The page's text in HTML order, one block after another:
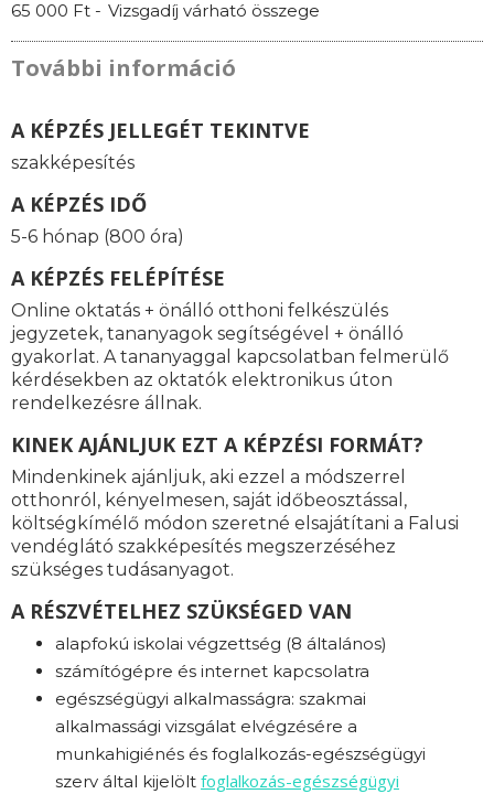
65 000 Ft - Vizsgadíj várható összege
További információ
A KÉPZÉS JELLEGÉT TEKINTVE
szakképesítés
A KÉPZÉS IDŐ
5-6 hónap (800 óra)
A KÉPZÉS FELÉPÍTÉSE
Online oktatás + önálló otthoni felkészülés
jegyzetek, tananyagok segítségével + önálló
gyakorlat. A tananyaggal kapcsolatban felmerülő
kérdésekben az oktatók elektronikus úton
rendelkezésre állnak.
KINEK AJÁNLJUK EZT A KÉPZÉSI FORMÁT?
Mindenkinek ajánljuk, aki ezzel a módszerrel
otthonról, kényelmesen, saját időbeosztással,
költségkímélő módon szeretné elsajátítani a Falusi
vendéglátó szakképesítés megszerzéséhez
szükséges tudásanyagot.
A RÉSZVÉTELHEZ SZÜKSÉGED VAN
alapfokú iskolai végzettség (8 általános)
számítógépre és internet kapcsolatra
egészségügyi alkalmasságra: szakmai
alkalmassági vizsgálat elvégzésére a
munkahigiénés és foglalkozás-egészségügyi
szerv által kijelölt foglalkozás-egészségügyi